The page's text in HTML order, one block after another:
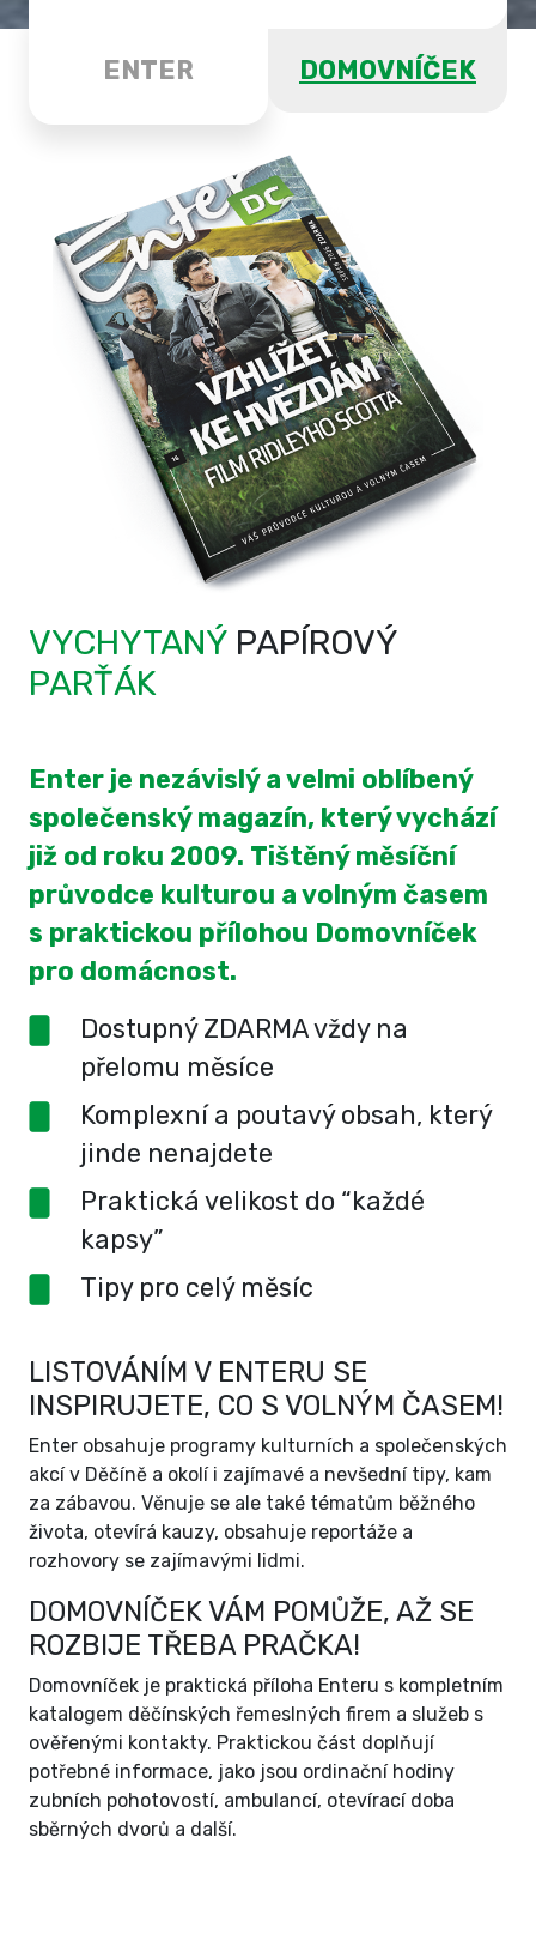
ENTER DOMOVNÍČEK
VYCHYTANÝ PAPÍROVÝ
PARŤÁK
Enter je nezávislý a velmi oblíbený
společenský magazín, který vychází
již od roku 2009. Tištěný měsíční
průvodce kulturou a volným časem
s praktickou přílohou Domovníček
pro domácnost.
Dostupný ZDARMA vždy na
přelomu měsíce
Komplexní a poutavý obsah, který
jinde nenajdete
Praktická velikost do “každé
kapsy”
Tipy pro celý měsíc
LISTOVÁNÍM V ENTERU SE
INSPIRUJETE, CO S VOLNÝM ČASEM!
Enter obsahuje programy kulturních a společenských
akcí v Děčíně a okolí i zajímavé a nevšední tipy, kam
za zábavou. Věnuje se ale také tématům běžného
života, otevírá kauzy, obsahuje reportáže a
rozhovory se zajímavými lidmi.
DOMOVNÍČEK VÁM POMŮŽE, AŽ SE
ROZBIJE TŘEBA PRAČKA!
Domovníček je praktická příloha Enteru s kompletním
katalogem děčínských řemeslných firem a služeb s
ověřenými kontakty. Praktickou část doplňují
potřebné informace, jako jsou ordinační hodiny
zubních pohotovostí, ambulancí, otevírací doba
sběrných dvorů a další.